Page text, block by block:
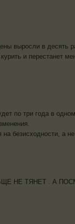
выросли в десять
и перестанет
по три года в
безисходности, а
НЕ ТЯНЕТ . А